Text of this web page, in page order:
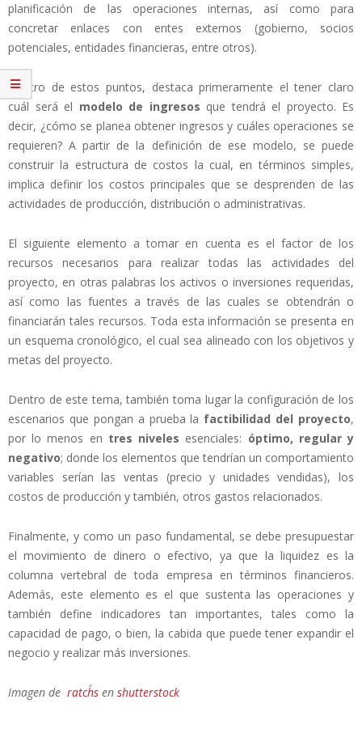
planificación de las operaciones internas, así como para
concretar enlaces con entes externos (gobierno, socios
potenciales, entidades financieras, entre otros).
Dentro de estos puntos, destaca primeramente el tener claro
cuál será el modelo de ingresos que tendrá el proyecto. Es
decir, ¿cómo se planea obtener ingresos y cuáles operaciones se
requieren? A partir de la definición de ese modelo, se puede
construir la estructura de costos la cual, en términos simples,
implica definir los costos principales que se desprenden de las
actividades de producción, distribución o administrativas.
El siguiente elemento a tomar en cuenta es el factor de los
recursos necesarios para realizar todas las actividades del
proyecto, en otras palabras los activos o inversiones requeridas,
así como las fuentes a través de las cuales se obtendrán o
financiarán tales recursos. Toda esta información se presenta en
un esquema cronológico, el cual sea alineado con los objetivos y
metas del proyecto.
Dentro de este tema, también toma lugar la configuración de los
escenarios que pongan a prueba la factibilidad del proyecto,
por lo menos en tres niveles esenciales: óptimo, regular y
negativo; donde los elementos que tendrían un comportamiento
variables serían las ventas (precio y unidades vendidas), los
costos de producción y también, otros gastos relacionados.
Finalmente, y como un paso fundamental, se debe presupuestar
el movimiento de dinero o efectivo, ya que la liquidez es la
columna vertebral de toda empresa en términos financieros.
Además, este elemento es el que sustenta las operaciones y
también define indicadores tan importantes, tales como la
capacidad de pago, o bien, la cabida que puede tener expandir el
negocio y realizar más inversiones.
Imagen de ratch´s en shutterstock